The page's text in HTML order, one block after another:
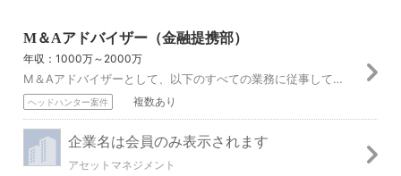
M＆Aアドバイザー（金融提携部）
年収：1000万～2000万
M＆Aアドバイザーとして、以下のすべての業務に従事していただきます。 ・金融機関へ向けた営業活動 ・M＆A案件の開拓、提案 ・企業価値評価、資料作成 ・買い手...
ヘッドハンター案件 複数あり
企業名は会員のみ表示されます
アセットマネジメント